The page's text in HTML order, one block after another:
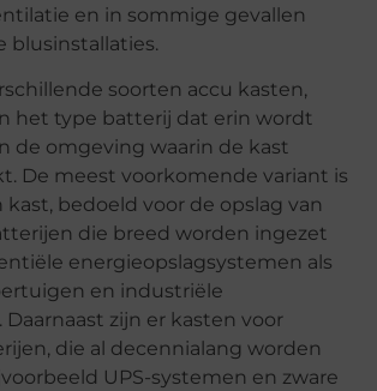
en in sommige gevallen
blusinstallaties.
soorten accu kasten,
het type batterij dat erin wordt
de omgeving waarin de kast
De meest voorkomende variant is
bedoeld voor de opslag van
die breed worden ingezet
energieopslagsystemen als
en industriële
zijn er kasten voor
die al decennialang worden
UPS-systemen en zware